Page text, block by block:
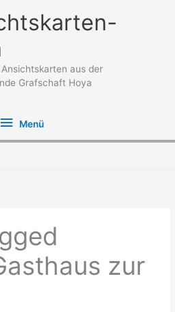
aus der
Grafschaft Hoya
Menü
Menü
zur